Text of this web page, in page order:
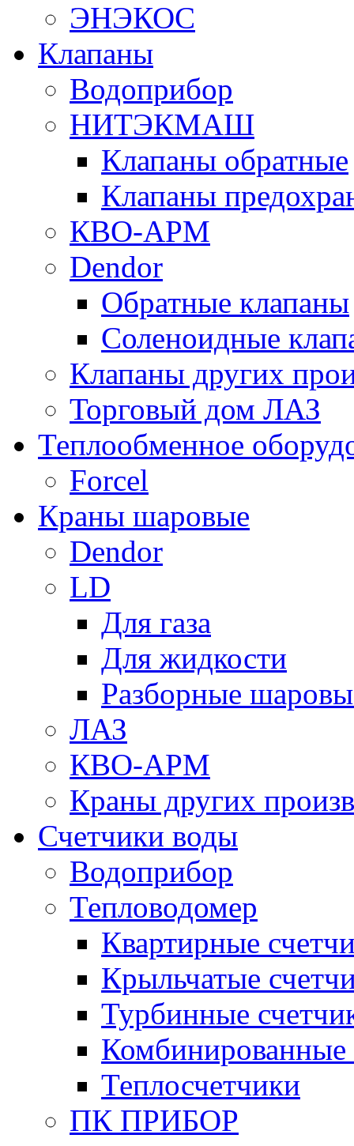
ЭНЭКОС
Клапаны
Водоприбор
НИТЭКМАШ
Клапаны обратные
Клапаны
КВО-АРМ
Dendor
Обратные клапаны
Соленоидные
Клапаны других
Торговый дом ЛАЗ
Теплообменное
Forcel
Краны шаровые
Dendor
LD
Для газа
Для жидкости
Разборные
ЛАЗ
КВО-АРМ
Краны других
Счетчики воды
Водоприбор
Тепловодомер
Квартирные
Крыльчатые
Турбинные
Комбинированные
Теплосчетчики
ПК ПРИБОР